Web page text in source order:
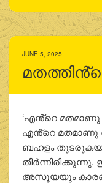
JUNE 5, 2025
‘എൻ്റെ
എൻ്റെ മതമാണു
ബഹളം
അസൂയയും